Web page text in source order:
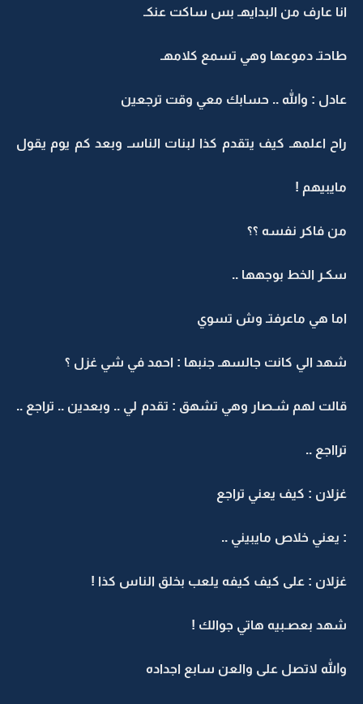
انا عارف من البدايهـ بس ساكت عنكـ
طاحتـ دموعها وهي تسمع كلامهـ
عادل : والله .. حسابك معي وقت ترجعين
راح اعلمهـ كيف يتقدم كذا لبنات الناسـ وبعد كم يوم يقول
مايبيهم !
من فاكر نفسه ؟؟
سكـر الخط بوجهها ..
اما هي ماعرفتـ وش تسوي
شهد الي كانت جالسهـ جنبها : احمد في شي غزل ؟
قالت لهم شـصار وهي تشهق : تقدم لي .. وبعدين .. تراجع ..
ترااجع ..
غزلان : كيف يعني تراجع
: يعني خلاص مايبيني ..
غزلان : على كيف كيفه يلعب بخلق الناس كذا !
شهد بعصـبيه هاتي جوالك !
والله لاتصل على والعن سابع اجداده